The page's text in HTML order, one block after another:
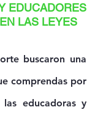
EDUCADORES
LAS LEYES
buscaron una
comprendas por
educadoras y